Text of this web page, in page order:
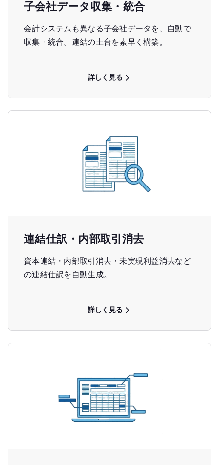
子会社データ収集・統合
会計システムも異なる子会社データを、自動で
収集・統合。連結の土台を素早く構築。
詳しく見る
連結仕訳・内部取引消去
資本連結・内部取引消去・未実現利益消去など
の連結仕訳を自動生成。
詳しく見る